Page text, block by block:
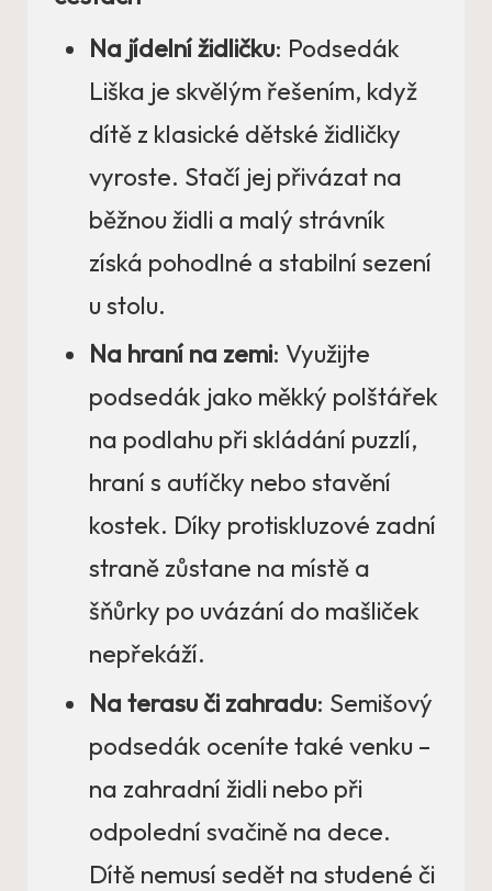
Na jídelní židličku: Podsedák
Liška je skvělým řešením, když
dítě z klasické dětské židličky
vyroste. Stačí jej přivázat na
běžnou židli a malý strávník
získá pohodlné a stabilní sezení
u stolu.
Na hraní na zemi: Využijte
podsedák jako měkký polštářek
na podlahu při skládání puzzlí,
hraní s autíčky nebo stavění
kostek. Díky protiskluzové zadní
straně zůstane na místě a
šňůrky po uvázání do mašliček
nepřekáží.
Na terasu či zahradu: Semišový
podsedák oceníte také venku –
na zahradní židli nebo při
odpolední svačině na dece.
Dítě nemusí sedět na studené či